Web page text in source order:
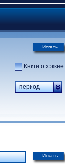
Искать
Книги о хоккее
период
Искать